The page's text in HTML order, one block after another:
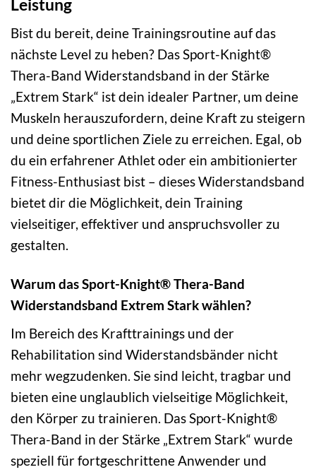
Bist du bereit, deine Trainingsroutine auf das
nächste Level zu heben? Das Sport-Knight®
Thera-Band Widerstandsband in der Stärke
„Extrem Stark“ ist dein idealer Partner, um deine
Muskeln herauszufordern, deine Kraft zu steigern
und deine sportlichen Ziele zu erreichen. Egal, ob
du ein erfahrener Athlet oder ein ambitionierter
Fitness-Enthusiast bist – dieses Widerstandsband
bietet dir die Möglichkeit, dein Training
vielseitiger, effektiver und anspruchsvoller zu
gestalten.
Warum das Sport-Knight® Thera-Band
Widerstandsband Extrem Stark wählen?
Im Bereich des Krafttrainings und der
Rehabilitation sind Widerstandsbänder nicht
mehr wegzudenken. Sie sind leicht, tragbar und
bieten eine unglaublich vielseitige Möglichkeit,
den Körper zu trainieren. Das Sport-Knight®
Thera-Band in der Stärke „Extrem Stark“ wurde
speziell für fortgeschrittene Anwender und